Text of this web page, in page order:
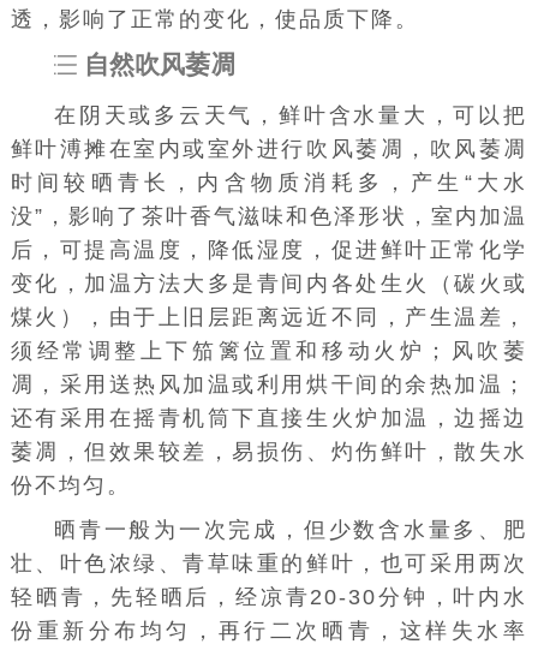
透，影响了正常的变化，使品质下降。
自然吹风萎凋
在阴天或多云天气，鲜叶含水量大，可以把
鲜叶溥摊在室内或室外进行吹风萎凋，吹风萎凋
时间较晒青长，内含物质消耗多，产生“大水
没”，影响了茶叶香气滋味和色泽形状，室内加温
后，可提高温度，降低湿度，促进鲜叶正常化学
变化，加温方法大多是青间内各处生火（碳火或
煤火），由于上旧层距离远近不同，产生温差，
须经常调整上下笳篱位置和移动火炉；风吹萎
凋，采用送热风加温或利用烘干间的余热加温；
还有采用在摇青机筒下直接生火炉加温，边摇边
萎凋，但效果较差，易损伤、灼伤鲜叶，散失水
份不均匀。
晒青一般为一次完成，但少数含水量多、肥
壮、叶色浓绿、青草味重的鲜叶，也可采用两次
轻晒青，先轻晒后，经凉青20-30分钟，叶内水
份重新分布均匀，再行二次晒青，这样失水率